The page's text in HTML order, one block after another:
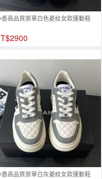
香高品質原單白色菱紋女款運動鞋
香高品質原單白灰菱紋女款運動鞋